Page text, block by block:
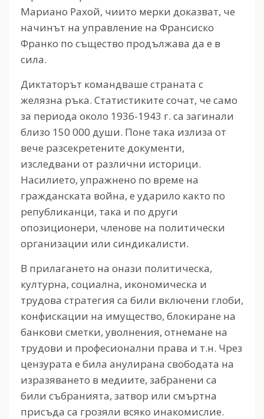
Мариано Рахой, чиито мерки доказват, че
начинът на управление на Франсиско
Франко по същество продължава да е в
сила.
Диктаторът командваше страната с
желязна ръка. Статистиките сочат, че само
за периода около 1936-1943 г. са загинали
близо 150 000 души. Поне така излиза от
вече разсекретените документи,
изследвани от различни историци.
Насилието, упражнено по време на
гражданската война, е ударило както по
републиканци, така и по други
опозиционери, членове на политически
организации или синдикалисти.
В прилагането на онази политическа,
културна, социална, икономическа и
трудова стратегия са били включени глоби,
конфискации на имущество, блокиране на
банкови сметки, уволнения, отнемане на
трудови и професионални права и т.н. Чрез
цензурата е била анулирана свободата на
изразяването в медиите, забранени са
били събранията, затвор или смъртна
присъда са грозяли всяко инакомислие.